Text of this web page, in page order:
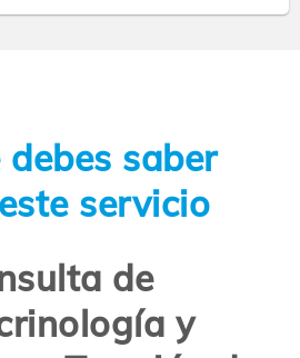
debes saber
servicio
de
y